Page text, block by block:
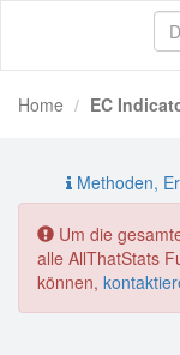
Home EC
Methoden,
Um die
alle AllThatStats
können,